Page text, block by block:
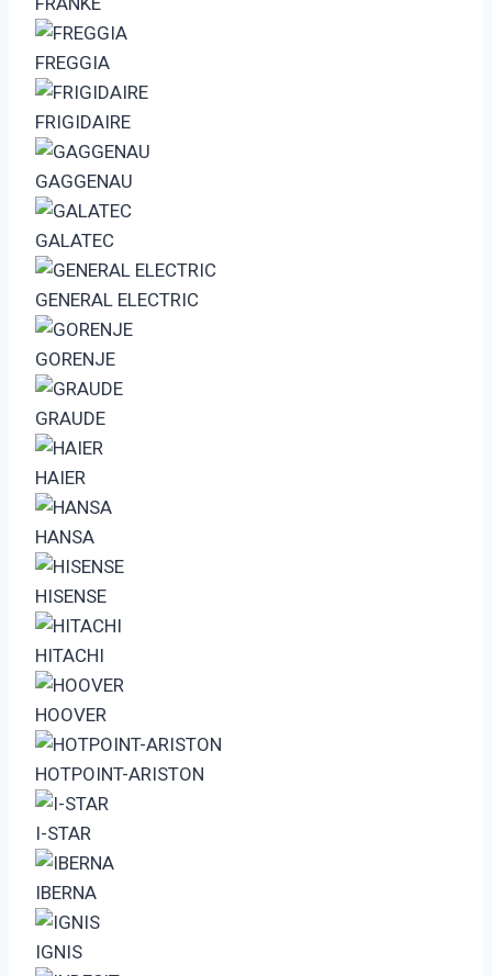
FREGGIA
FRIGIDAIRE
GAGGENAU
GALATEC
GENERAL ELECTRIC
GORENJE
GRAUDE
HAIER
HANSA
HISENSE
HITACHI
HOOVER
HOTPOINT-ARISTON
I-STAR
IBERNA
IGNIS